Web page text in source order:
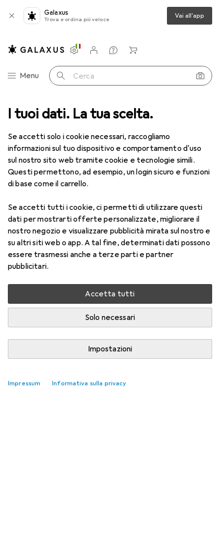
I tuoi dati. La tua scelta.
Se accetti solo i cookie necessari, raccogliamo
informazioni sul tuo dispositivo e comportamento d'uso
sul nostro sito web tramite cookie e tecnologie simili.
Questi permettono, ad esempio, un login sicuro e funzioni
di base come il carrello.
Se accetti tutti i cookie, ci permetti di utilizzare questi
dati per mostrarti offerte personalizzate, migliorare il
nostro negozio e visualizzare pubblicità mirata sul nostro e
su altri siti web o app. A tal fine, determinati dati possono
essere trasmessi anche a terze parti e partner
pubblicitari.
Accetta tutti
Solo necessari
Impostazioni
Impressum Informativa sulla privacy
Galaxus
Trova e ordina più veloce Vai all'app
Categoria Navigazione
Menu Cerca
Impostazioni
Conto cliente
Liste di confronto
Liste dei desideri
Carrello
Amazon
Mostra categorie
Mi piace questo marchio
Scopri di più su Amazon